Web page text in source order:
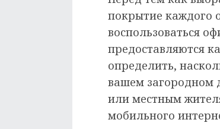
покрытие каждого
воспользоваться
предоставляются
определить,
вашем загородном
или местным
мобильного